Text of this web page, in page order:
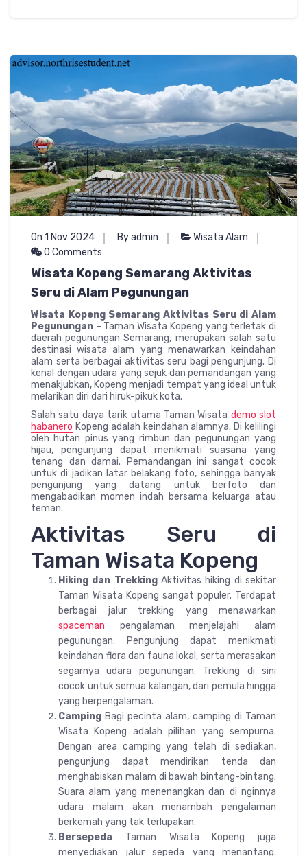
On 1 Nov 2024 By admin
Wisata Alam
0 Comments
Wisata Kopeng Semarang Aktivitas
Seru di Alam Pegunungan
Wisata Kopeng Semarang Aktivitas Seru di Alam
Pegunungan – Taman Wisata Kopeng yang terletak di
daerah pegunungan Semarang, merupakan salah satu
destinasi wisata alam yang menawarkan keindahan
alam serta berbagai aktivitas seru bagi pengunjung. Di
kenal dengan udara yang sejuk dan pemandangan yang
menakjubkan, Kopeng menjadi tempat yang ideal untuk
melarikan diri dari hiruk-pikuk kota.
Salah satu daya tarik utama Taman Wisata demo slot
habanero Kopeng adalah keindahan alamnya. Di kelilingi
oleh hutan pinus yang rimbun dan pegunungan yang
hijau, pengunjung dapat menikmati suasana yang
tenang dan damai. Pemandangan ini sangat cocok
untuk di jadikan latar belakang foto, sehingga banyak
pengunjung yang datang untuk berfoto dan
mengabadikan momen indah bersama keluarga atau
teman.
Aktivitas Seru di
Taman Wisata Kopeng
Hiking dan TrekkingAktivitas hiking di sekitar
Taman Wisata Kopeng sangat populer. Terdapat
berbagai jalur trekking yang menawarkan
spaceman pengalaman menjelajahi alam
pegunungan. Pengunjung dapat menikmati
keindahan flora dan fauna lokal, serta merasakan
segarnya udara pegunungan. Trekking di sini
cocok untuk semua kalangan, dari pemula hingga
yang berpengalaman.
Camping Bagi pecinta alam, camping di Taman
Wisata Kopeng adalah pilihan yang sempurna.
Dengan area camping yang telah di sediakan,
pengunjung dapat mendirikan tenda dan
menghabiskan malam di bawah bintang-bintang.
Suara alam yang menenangkan dan di nginnya
udara malam akan menambah pengalaman
berkemah yang tak terlupakan.
Bersepeda Taman Wisata Kopeng juga
menyediakan jalur sepeda yang menantang.